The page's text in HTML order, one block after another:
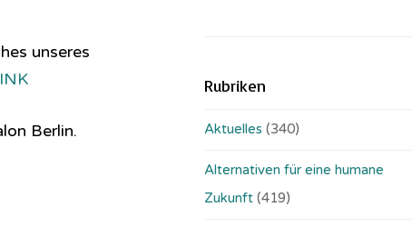
unseres
Berlin.
Rubriken
Aktuelles (340)
Alternativen für eine humane
Zukunft (419)